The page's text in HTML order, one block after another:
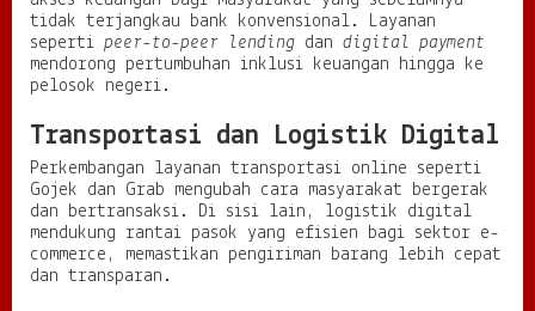
tidak terjangkau bank konvensional. Layanan
seperti peer-to-peer lending dan digital payment
mendorong pertumbuhan inklusi keuangan hingga ke
pelosok negeri.
Transportasi dan Logistik Digital
Perkembangan layanan transportasi online seperti
Gojek dan Grab mengubah cara masyarakat bergerak
dan bertransaksi. Di sisi lain, logistik digital
mendukung rantai pasok yang efisien bagi sektor e-
commerce, memastikan pengiriman barang lebih cepat
dan transparan.